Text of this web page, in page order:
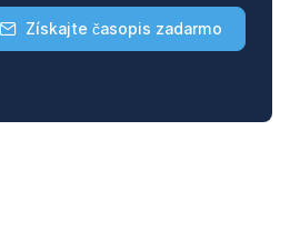
Získajte časopis zadarmo